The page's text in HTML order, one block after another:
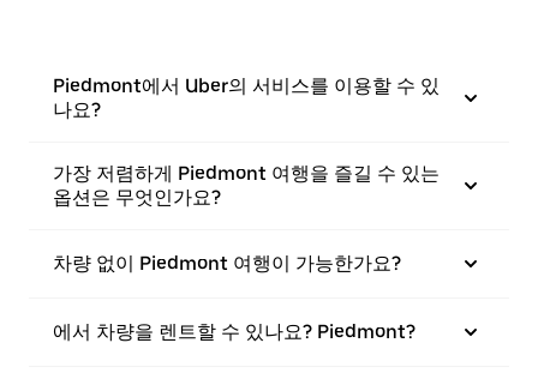
Piedmont에서 Uber의 서비스를 이용할 수 있
나요?
가장 저렴하게 Piedmont 여행을 즐길 수 있는
옵션은 무엇인가요?
차량 없이 Piedmont 여행이 가능한가요?
에서 차량을 렌트할 수 있나요? Piedmont?